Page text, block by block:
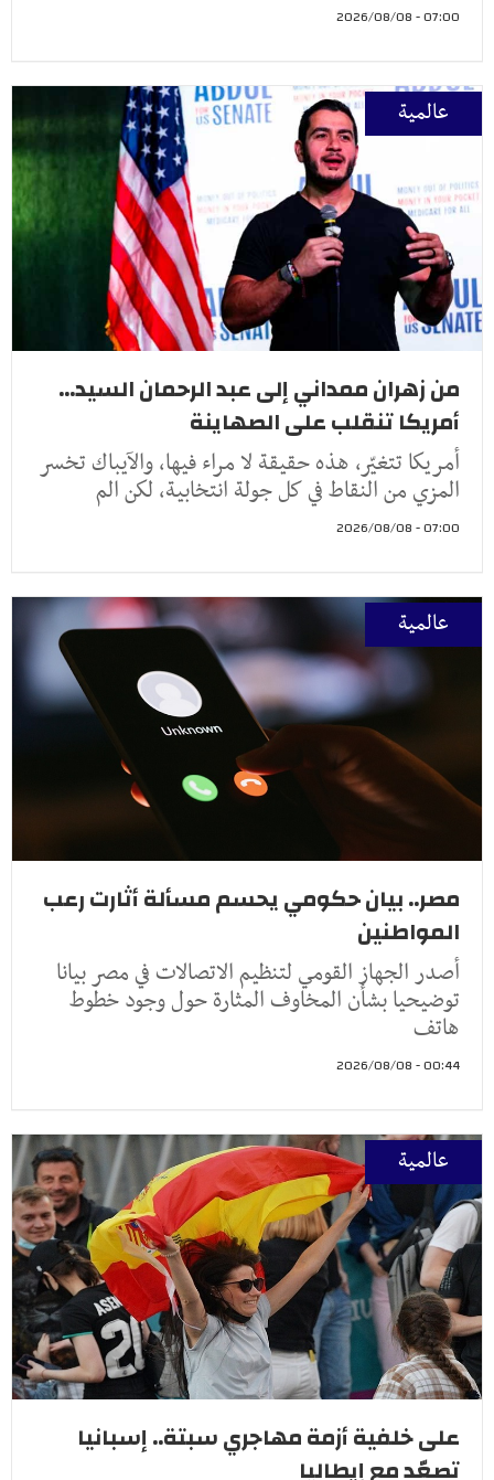
07:00 - 2026/08/08
عالمية
من زهران ممداني إلى عبد الرحمان السيد...
أمريكا تنقلب على الصهاينة
أمريكا تتغيّر، هذه حقيقة لا مراء فيها، والآيباك تخسر
المزي من النقاط في كل جولة انتخابية، لكن الم
07:00 - 2026/08/08
عالمية
مصر.. بيان حكومي يحسم مسألة أثارت رعب
المواطنين
أصدر الجهاز القومي لتنظيم الاتصالات في مصر بيانا
توضيحيا بشأن المخاوف المثارة حول وجود خطوط
هاتف
00:44 - 2026/08/08
عالمية
على خلفية أزمة مهاجري سبتة.. إسبانيا
تصعّد مع إيطاليا